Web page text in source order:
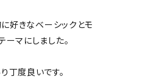
好きなベーシックとモ
ーマにしました。
丁度良いです。